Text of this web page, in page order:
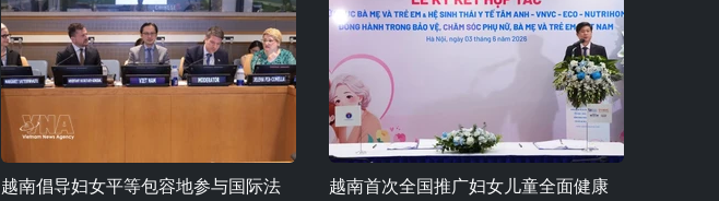
越南倡导妇女平等包容地参与国际法
越南首次全国推广妇女儿童全面健康